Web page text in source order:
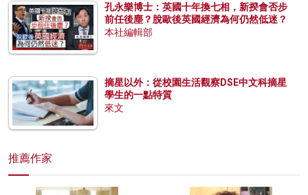
孔永樂博士：英國十年換七相，新揆會否步
前任後塵？脫歐後英國經濟為何仍然低迷？
本社編輯部
摘星以外：從校園生活觀察DSE中文科摘星
學生的一點特質
來文
推薦作家